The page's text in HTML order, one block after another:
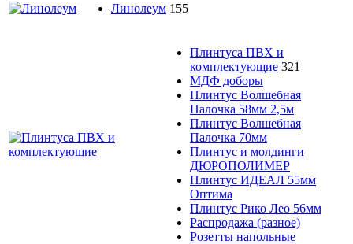
Линолеум 155
Плинтуса ПВХ и
комплектующие 321
МДФ доборы
Плинтус Волшебная
Палочка 58мм 2,5м
Плинтус Волшебная
Палочка 70мм
Плинтус и молдинги
ДЮРОПОЛИМЕР
Плинтус ИДЕАЛ 55мм
Оптима
Плинтус Рико Лео 56мм
Распродажа (разное)
Розетты напольные